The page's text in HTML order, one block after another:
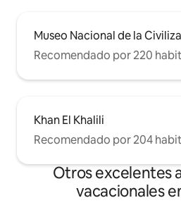
Museo Nacional de la
Recomendado por 220
Khan El Khalili
Recomendado por 204
Otros excelentes
vacacionales